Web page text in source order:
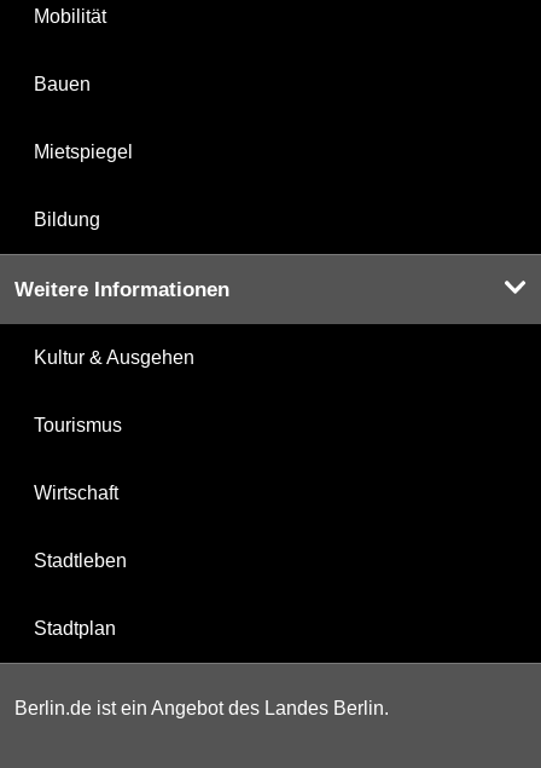
Mobilität
Bauen
Mietspiegel
Bildung
Weitere Informationen
Kultur & Ausgehen
Tourismus
Wirtschaft
Stadtleben
Stadtplan
Berlin.de ist ein Angebot des Landes Berlin.